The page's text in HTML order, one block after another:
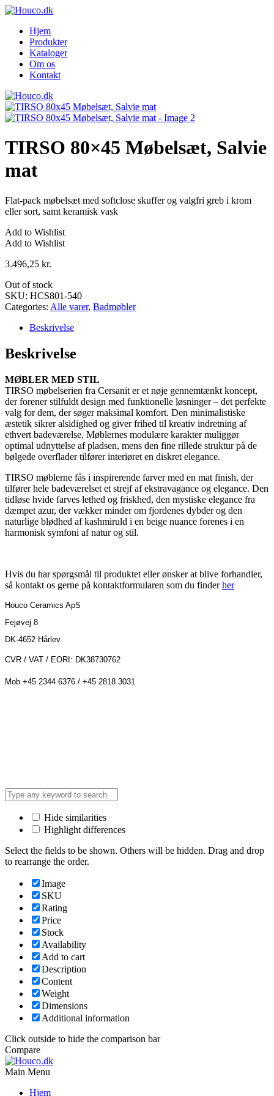
Hjem
Produkter
Kataloger
Om os
Kontakt
TIRSO 80×45 Møbelsæt, Salvie
mat
Flat-pack møbelsæt med softclose skuffer og valgfri greb i krom
eller sort, samt keramisk vask
Add to Wishlist
Add to Wishlist
3.496,25 kr.
Out of stock
SKU: HCS801-540
Categories: Alle varer, Badmøbler
Beskrivelse
Beskrivelse
MØBLER MED STIL
TIRSO møbelserien fra Cersanit er et nøje gennemtænkt koncept,
der forener stilfuldt design med funktionelle løsninger – det perfekte
valg for dem, der søger maksimal komfort. Den minimalistiske
æstetik sikrer alsidighed og giver frihed til kreativ indretning af
ethvert badeværelse. Møblernes modulære karakter muliggør
optimal udnyttelse af pladsen, mens den fine rillede struktur på de
bølgede overflader tilfører interiøret en diskret elegance.
TIRSO møblerne fås i inspirerende farver med en mat finish, der
tilfører hele badeværelset et strejf af ekstravagance og elegance. Den
tidløse hvide farves lethed og friskhed, den mystiske elegance fra
dæmpet azur, der vækker minder om fjordenes dybder og den
naturlige blødhed af kashmiruld i en beige nuance forenes i en
harmonisk symfoni af natur og stil.
Hvis du har spørgsmål til produktet eller ønsker at blive forhandler,
så kontakt os gerne på kontaktformularen som du finderher
Houco Ceramics ApS
Fejøvej 8
DK-4652 Hårlev
CVR / VAT / EORI: DK38730762
Mob +45 2344 6376 / +45 2818 3031
Hide similarities
Highlight differences
Select the fields to be shown. Others will be hidden. Drag and drop
to rearrange the order.
Image
SKU
Rating
Price
Stock
Availability
Add to cart
Description
Content
Weight
Dimensions
Additional information
Click outside to hide the comparison bar
Compare
Main Menu
Hjem